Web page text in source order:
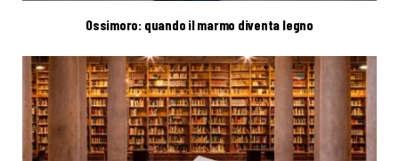
Ossimoro: quando il marmo diventa legno